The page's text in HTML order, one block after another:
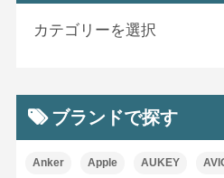
ブランドで探す
Anker Apple AUKEY